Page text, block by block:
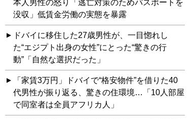
本人男性の怒り「逃亡対策のためパスポートを
没収」低賃金労働の実態を暴露
ドバイに移住した27歳男性が、一目惚れし
た“エジプト出身の女性”にとった“驚きの行
動”「自然な選択だった」
「家賃3万円」ドバイで“格安物件”を借りた40
代男性が振り返る、驚きの住環境…「10人部屋
で同室者は全員アフリカ人」